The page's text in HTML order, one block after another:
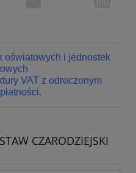
oświatowych i jednostek
VAT z odroczonym
CZARODZIEJSKI